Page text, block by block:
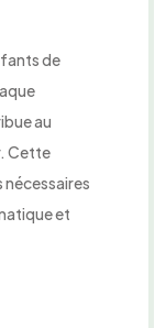
de
au
Cette
et